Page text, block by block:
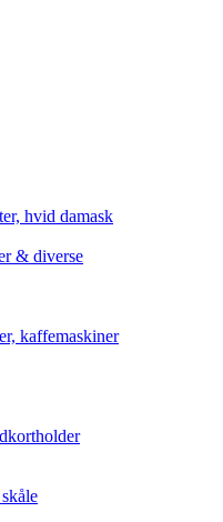
hvid damask
& diverse
kaffemaskiner